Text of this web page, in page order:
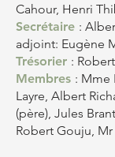
Cahour, Henri
Secrétaire :
adjoint: Eugène
Trésorier :
Membres : Mme
Layre, Albert
(père), Jules
Robert Gouju,